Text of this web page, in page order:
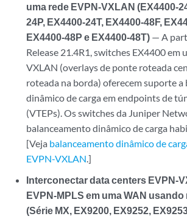
uma rede EVPN-VXLAN (EX4400-
24P, EX4400-24T, EX4400-48F,
EX4400-48P e EX4400-48T) — A
Release 21.4R1, switches EX4400 em
VXLAN (overlays de ponte roteada
roteada na borda) oferecem suporte a
dinâmico de carga em endpoints de
(VTEPs). Os switches da Juniper
balanceamento dinâmico de carga
[Veja balanceamento dinâmico de
EVPN-VXLAN.]
Interconectar data centers EVPN-
EVPN-MPLS em uma WAN
(Série MX, EX9200, EX9252,